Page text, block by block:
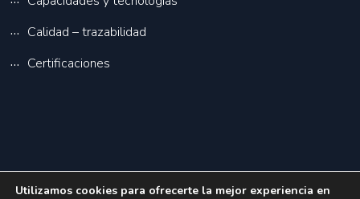
Calidad – trazabilidad
Certificaciones
Utilizamos cookies para ofrecerte la mejor experiencia en